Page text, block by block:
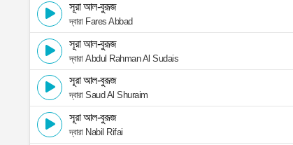
সূরা আল-বুরূজ
দ্বারা Fares Abbad
সূরা আল-বুরূজ
দ্বারা Abdul Rahman Al Sudais
সূরা আল-বুরূজ
দ্বারা Saud Al Shuraim
সূরা আল-বুরূজ
দ্বারা Nabil Rifai